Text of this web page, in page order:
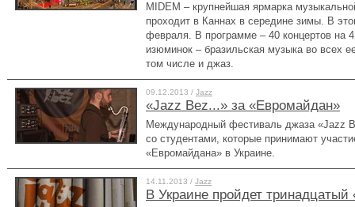
MIDEM – крупнейшая ярмарка
проходит в Каннах в середине зимы. В
февраля. В программе – 40 концертов на
изюминок – бразильская музыка во всех
том числе и джаз.
09.12.2013 / Jazz
«Jazz Bez...» за «Евромайдан»
Международный фестиваль джаза «Jazz
со студентами, которые принимают
«Евромайдана» в Украине.
14.11.2013 / Jazz
В Украине пройдет тринадцатый